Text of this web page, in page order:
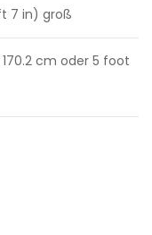
7 in) groß
170.2cm oder 5 foot